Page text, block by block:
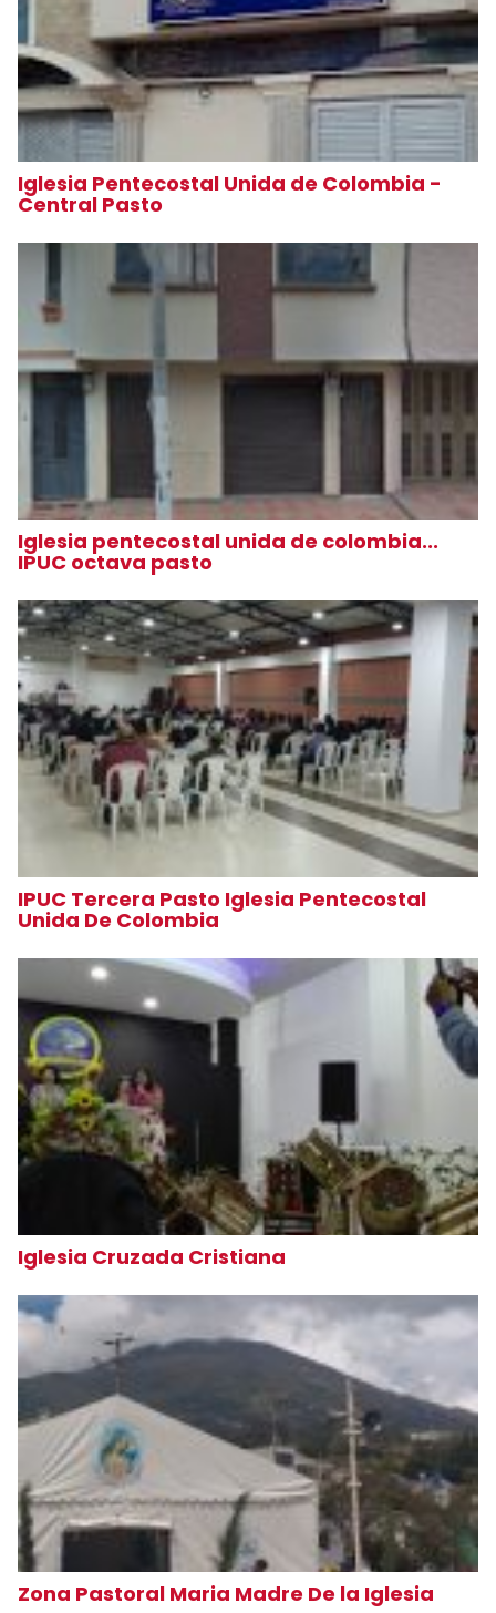
Iglesia Pentecostal Unida de Colombia -
Central Pasto
Iglesia pentecostal unida de colombia...
IPUC octava pasto
IPUC Tercera Pasto Iglesia Pentecostal
Unida De Colombia
Iglesia Cruzada Cristiana
Zona Pastoral Maria Madre De la Iglesia